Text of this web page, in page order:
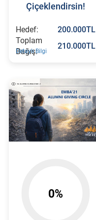
Çiçeklendirsin!
Hedef:
200.000TL
Toplam
Bağış:
210.000TL
Detaylı Bilgi
0%